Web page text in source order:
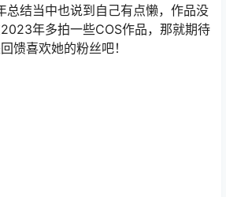
总结当中也说到自己有点懒，作品没
年多拍一些COS作品，那就期待
馈喜欢她的粉丝吧！